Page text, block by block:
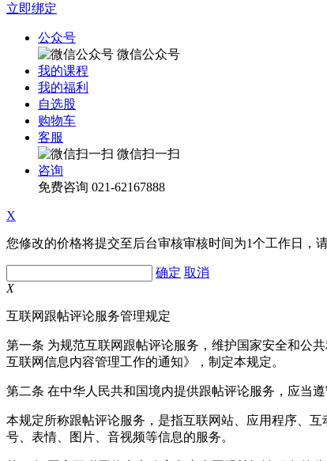
立即绑定
公众号
微信公众号
我的课程
我的福利
自选股
购物车
客服
微信扫一扫
咨询
免费咨询 021-62167888
X
您修改的价格将提交至后台审核审核时间为1个工作日，
确定 取消
X
互联网跟帖评论服务管理规定
第一条 为规范互联网跟帖评论服务，维护国家安全和公
互联网信息内容管理工作的通知》，制定本规定。
第二条 在中华人民共和国境内提供跟帖评论服务，应当遵
本规定所称跟帖评论服务，是指互联网站、应用程序、
号、表情、图片、音视频等信息的服务。